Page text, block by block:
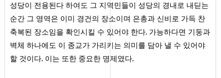
성당이 전용된다 하여도 그 지역민들이 성당의 경내로 내딛는
순간 그 영역은 이미 경건의 장소이며 은총과 신비로 가득 찬
축복된 장소임을 확인시킬 수 있어야 한다. 가능하다면 기둥과
벽체 하나에도 이 종교가 가리키는 의미를 담아 낼 수 있어야
할 것이다. 이는 또한 중요한 명제였다.